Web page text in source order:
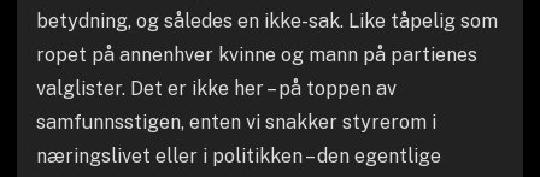
betydning, og således en ikke-sak. Like tåpelig som
ropet på annenhver kvinne og mann på partienes
valglister. Det er ikke her – på toppen av
samfunnsstigen, enten vi snakker styrerom i
næringslivet eller i politikken – den egentlige